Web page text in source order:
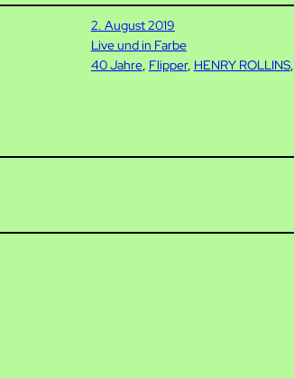
2. August 2019
Live und in Farbe
40 Jahre, Flipper, HENRY ROLLINS,